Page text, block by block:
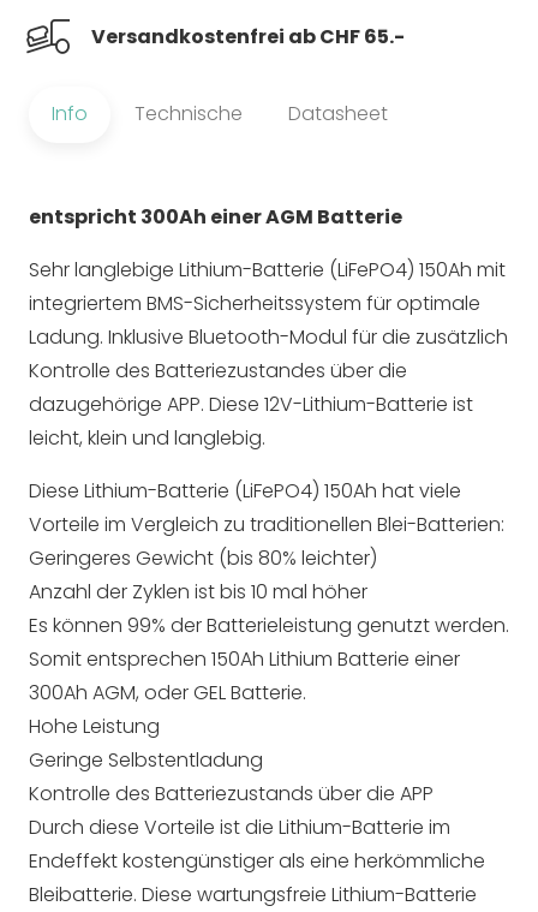
Ah
Versandkostenfrei ab CHF 65.-
Info Technische Datasheet
entspricht 300Ah einer AGM Batterie
Sehr langlebige Lithium-Batterie (LiFePO4) 150Ah mit
integriertem BMS-Sicherheitssystem für optimale
Ladung. Inklusive Bluetooth-Modul für die zusätzlich
Kontrolle des Batteriezustandes über die
dazugehörige APP. Diese 12V-Lithium-Batterie ist
leicht, klein und langlebig.
Diese Lithium-Batterie (LiFePO4) 150Ah hat viele
Vorteile im Vergleich zu traditionellen Blei-Batterien:
Geringeres Gewicht (bis 80% leichter)
Anzahl der Zyklen ist bis 10 mal höher
Es können 99% der Batterieleistung genutzt werden.
Somit entsprechen 150Ah Lithium Batterie einer
300Ah AGM, oder GEL Batterie.
Hohe Leistung
Geringe Selbstentladung
Kontrolle des Batteriezustands über die APP
Durch diese Vorteile ist die Lithium-Batterie im
Endeffekt kostengünstiger als eine herkömmliche
Bleibatterie. Diese wartungsfreie Lithium-Batterie